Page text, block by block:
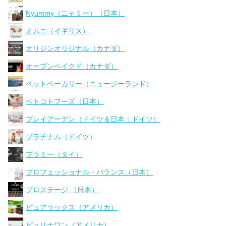
Nyummy（ニャミー）（日本）
オムニ（イギリス）
オリジンオリジナル（カナダ）
オーブンベイクド（カナダ）
ペットベーカリー（ニュージーランド）
ペトコトフーズ（日本）
プレイアーデン（ドイツ＆日本：ドイツ）
プラチナム（ドイツ）
プラミー（タイ）
プロフェッショナル・バランス（日本）
プロステージ （日本）
ピュアラックス（アメリカ）